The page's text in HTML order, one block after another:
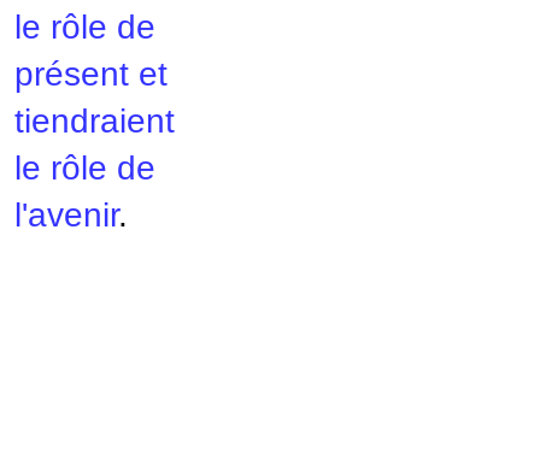
le rôle de
présent et
tiendraient
le rôle de
l'avenir.